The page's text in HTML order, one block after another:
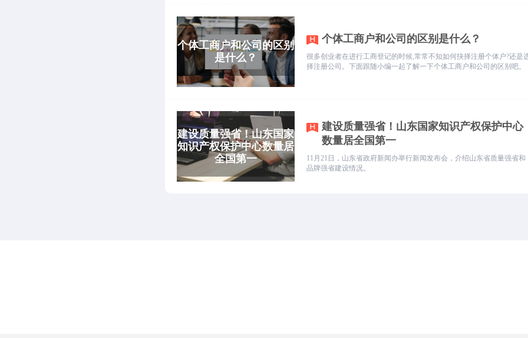
个体工商户和公司的区别是什么？
很多创业者在进行工商登记的时候,常常不知如何抉择注册个体户?还是
择注册公司。下面跟随小编一起了解一下个体工商户和公司的区别吧。
建设质量强省！山东国家知识产权保护中心
数量居全国第一
11月21日，山东省政府新闻办举行新闻发布会，介绍山东省质量强省和
品牌强省建设情况。